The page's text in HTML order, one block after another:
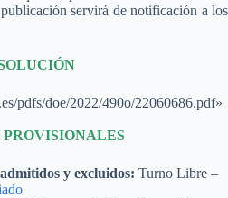
servirá de notificación a los
pdfs/doe/2022/490o/22060686.pdf»
PROVISIONALES
y excluidos: Turno Libre –